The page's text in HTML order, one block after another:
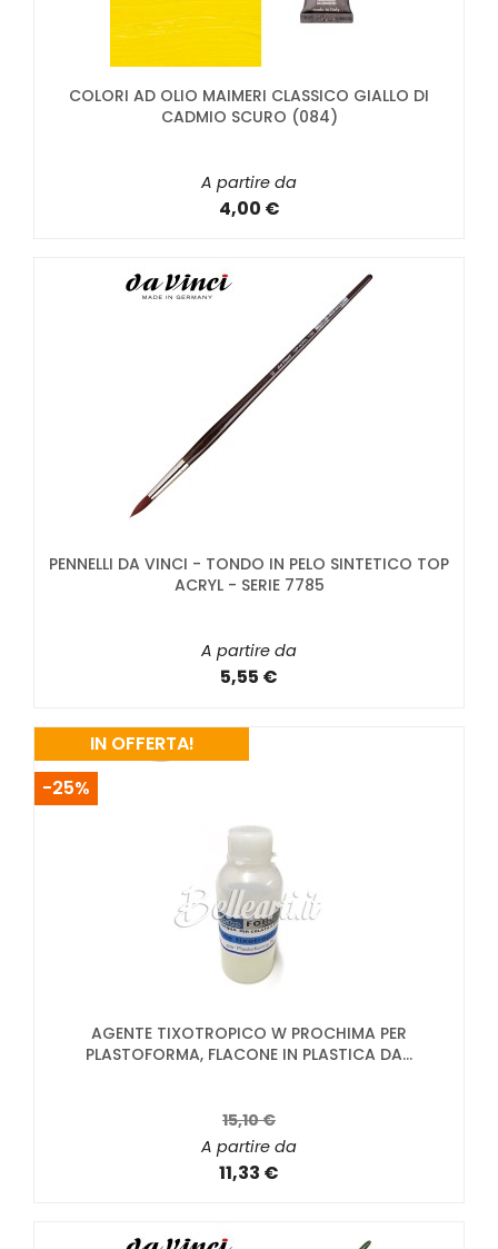
COLORI AD OLIO MAIMERI CLASSICO GIALLO DI
CADMIO SCURO (084)
A partire da
4,00 €
PENNELLI DA VINCI - TONDO IN PELO SINTETICO TOP
ACRYL - SERIE 7785
A partire da
5,55 €
AGENTE TIXOTROPICO W PROCHIMA PER
PLASTOFORMA, FLACONE IN PLASTICA DA...
15,10 €
A partire da
11,33 €
IN OFFERTA!
-25%